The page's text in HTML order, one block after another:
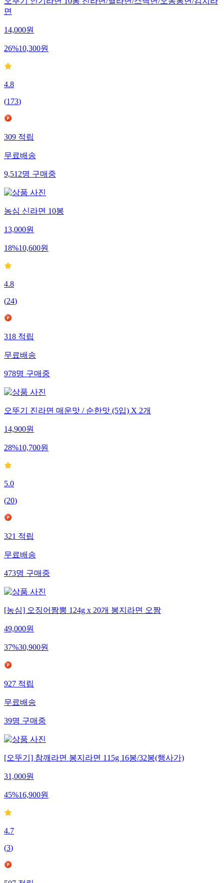
오뚜기 인기라면 10봉 진라면/열라면/스낵면/오동통면/김치라
면
14,000원
26%10,300원
4.8
(173)
309적립
무료배송
9,512명구매중
농심 신라면 10봉
13,000원
18%10,600원
4.8
(24)
318적립
무료배송
978명구매중
오뚜기 진라면 매운맛 / 순한맛 (5입) X 2개
14,900원
28%10,700원
5.0
(20)
321적립
무료배송
473명구매중
[농심] 오징어짬뽕 124g x 20개 봉지라면 오짬
49,000원
37%30,900원
927적립
무료배송
39명구매중
[오뚜기] 참깨라면 봉지라면 115g 16봉/32봉(행사가)
31,000원
45%16,900원
4.7
(3)